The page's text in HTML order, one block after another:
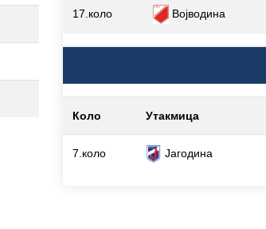
17.коло Војводина
Коло Утакмица
7.коло Јагодина